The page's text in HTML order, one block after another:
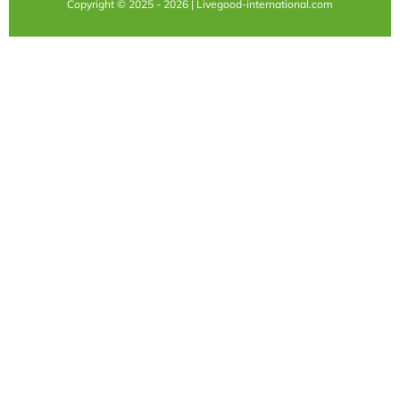
Copyright © 2025 - 2026 | Livegood-international.com